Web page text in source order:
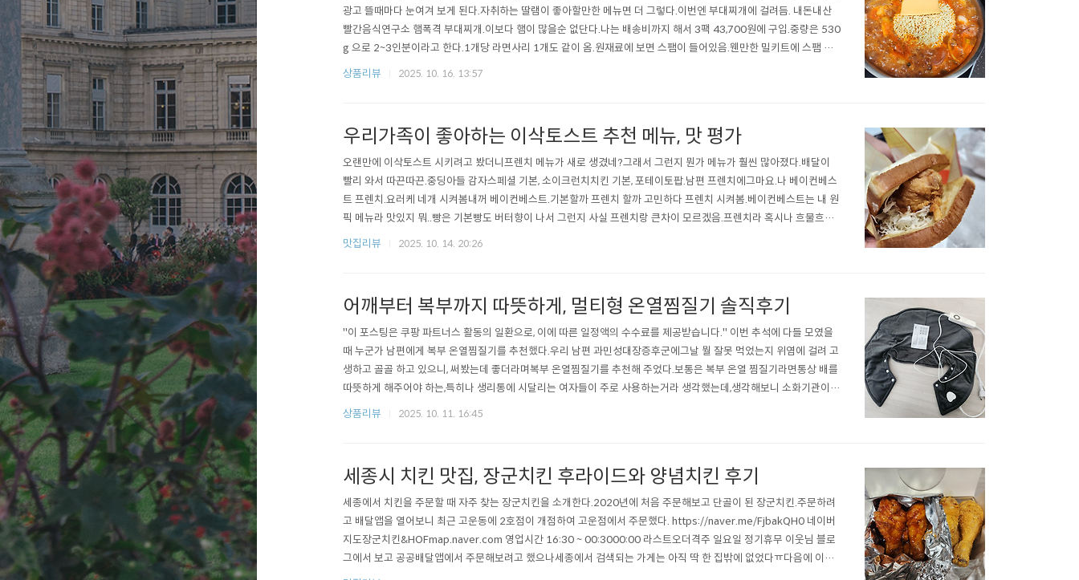
광고 뜰때마다 눈여겨 보게 된다.자취하는 딸램이 좋아할만한 메뉴면 더 그렇다.이번엔 부대찌개에 걸려듬. 내돈내산
빨간음식연구소 햄폭격 부대찌개.이보다 햄이 많을순 없단다.나는 배송비까지 해서 3팩 43,700원에 구입.중량은 530
g 으로 2~3인분이라고 한다.1개당 라면사리 1개도 같이 옴.원재료에 보면 스팸이 들어있음.웬만한 밀키트에 스팸 잘
안들어 있던데.빨간음식연구소 햄폭격 부대찌개 구성.나가서 부대찌개 사먹는거 생각하면 햄이 확실히 적은양은 아니
상품리뷰 2025. 10. 16. 13:57
우리가족이 좋아하는 이삭토스트 추천 메뉴, 맛 평가
오랜만에 이삭토스트 시키려고 봤더니프렌치 메뉴가 새로 생겼네?그래서 그런지 뭔가 메뉴가 훨씬 많아졌다.배달이
빨리 와서 따끈따끈.중딩아들 감자스페셜 기본, 소이크런치치킨 기본, 포테이토팝.남편 프렌치에그마요.나 베이컨베스
트 프렌치.요러케 네개 시켜봄내꺼 베이컨베스트.기본할까 프렌치 할까 고민하다 프렌치 시켜봄.베이컨베스트는 내 원
픽 메뉴라 맛있지 뭐..빵은 기본빵도 버터향이 나서 그런지 사실 프렌치랑 큰차이 모르겠음.프렌치라 혹시나 흐물흐물
하거나 느끼할까봐 고민했는데전혀 그럴 필요없는 프렌치 였음.기본보다 그래도 좀더 고소한것 같기도?한가지 단점은
맛집리뷰 2025. 10. 14. 20:26
어깨부터 복부까지 따뜻하게, 멀티형 온열찜질기 솔직후기
"이 포스팅은 쿠팡 파트너스 활동의 일환으로, 이에 따른 일정액의 수수료를 제공받습니다." 이번 추석에 다들 모였을
때 누군가 남편에게 복부 온열찜질기를 추천했다.우리 남편 과민성대장증후군에그날 뭘 잘못 먹었는지 위염에 걸려 고
생하고 골골 하고 있으니, 써봤는데 좋더라며복부 온열찜질기를 추천해 주었다.보통은 복부 온열 찜질기라면통상 배를
따뜻하게 해주어야 하는,특히나 생리통에 시달리는 여자들이 주로 사용하는거라 생각했는데,생각해보니 소화기관이
약해서 그런지늘상 배가 차다는 소릴 달고 사는 남편이 사용하면괜찮겠는데? 하는 생각이 들어서 로켓배송으로 바로
상품리뷰 2025. 10. 11. 16:45
세종시 치킨 맛집, 장군치킨 후라이드와 양념치킨 후기
세종에서 치킨을 주문할 때 자주 찾는 장군치킨을 소개한다.2020년에 처음 주문해보고 단골이 된 장군치킨.주문하려
고 배달앱을 열어보니 최근 고운동에 2호점이 개점하여 고운점에서 주문했다. https://naver.me/FjbakQH0 네이버
지도장군치킨&HOFmap.naver.com 영업시간 16:30 ~ 00:3000:00 라스트오더격주 일요일 정기휴무 이웃님 블로
그에서 보고 공공배달앱에서 주문해보려고 했으나세종에서 검색되는 가게는 아직 딱 한 집밖에 없었다ㅠ다음에 이용
해 보기로. 우리 가족은 모두 가슴살과 다리 부위를 선호하지 않는 편이라주로 날개 부위를 시켜먹는데 장군치킨은 날